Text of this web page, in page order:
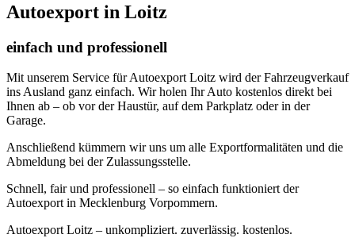
Autoexport in Loitz
einfach und professionell
Mit unserem Service für Autoexport Loitz wird der Fahrzeugverkauf
ins Ausland ganz einfach. Wir holen Ihr Auto kostenlos direkt bei
Ihnen ab – ob vor der Haustür, auf dem Parkplatz oder in der
Garage.
Anschließend kümmern wir uns um alle Exportformalitäten und die
Abmeldung bei der Zulassungsstelle.
Schnell, fair und professionell – so einfach funktioniert der
Autoexport in Mecklenburg Vorpommern.
Autoexport Loitz – unkompliziert. zuverlässig. kostenlos.